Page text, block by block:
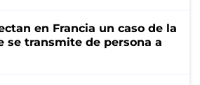
en Francia un caso de la
se transmite de persona a